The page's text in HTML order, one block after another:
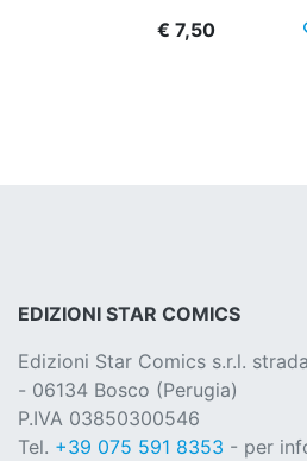
€ 7,50
EDIZIONI STAR COMICS
Edizioni Star Comics s.r.l.
- 06134 Bosco (Perugia)
P.IVA 03850300546
Tel. +39 075 591 8353 - per